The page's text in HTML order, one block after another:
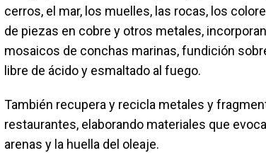
cerros, el mar, los muelles, las rocas, los
de piezas en cobre y otros metales,
mosaicos de conchas marinas, fundición
libre de ácido y esmaltado al fuego.
También recupera y recicla metales y
restaurantes, elaborando materiales que
arenas y la huella del oleaje.